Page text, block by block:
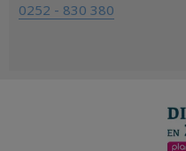
0252 - 830 380